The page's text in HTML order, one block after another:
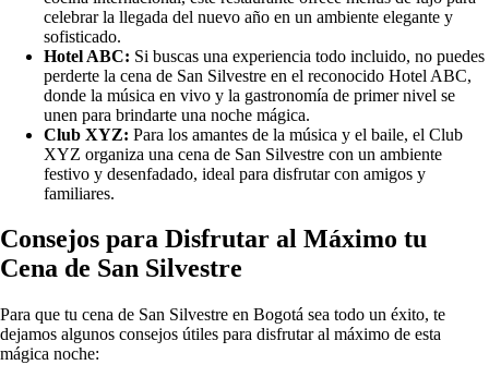
celebrar la llegada del nuevo año en un ambiente elegante y
sofisticado.
Hotel ABC: Si buscas una experiencia todo incluido, no puedes
perderte la cena de San Silvestre en el reconocido Hotel ABC,
donde la música en vivo y la gastronomía de primer nivel se
unen para brindarte una noche mágica.
Club XYZ: Para los amantes de la música y el baile, el Club
XYZ organiza una cena de San Silvestre con un ambiente
festivo y desenfadado, ideal para disfrutar con amigos y
familiares.
Consejos para Disfrutar al Máximo tu
Cena de San Silvestre
Para que tu cena de San Silvestre en Bogotá sea todo un éxito, te
dejamos algunos consejos útiles para disfrutar al máximo de esta
mágica noche: